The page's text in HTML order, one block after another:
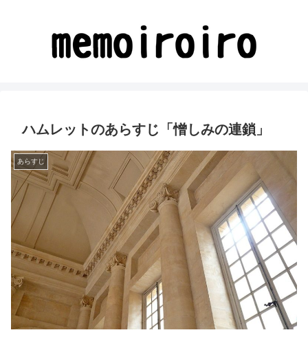
ハムレットのあらすじ「憎しみの連鎖」
あらすじ